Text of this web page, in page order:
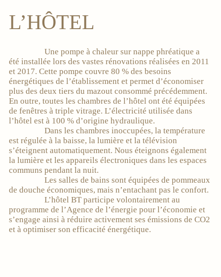
L’HÔTEL
Une pompe à chaleur sur nappe phréatique a
été installée lors des vastes rénovations réalisées en 2011
et 2017. Cette pompe couvre 80 % des besoins
énergétiques de l’établissement et permet d’économiser
plus des deux tiers du mazout consommé précédemment.
En outre, toutes les chambres de l’hôtel ont été équipées
de fenêtres à triple vitrage. L’électricité utilisée dans
l’hôtel est à 100 % d’origine hydraulique.
Dans les chambres inoccupées, la température
est régulée à la baisse, la lumière et la télévision
s’éteignent automatiquement. Nous éteignons également
la lumière et les appareils électroniques dans les espaces
communs pendant la nuit.
Les salles de bains sont équipées de pommeaux
de douche économiques, mais n’entachant pas le confort.
L’hôtel BT participe volontairement au
programme de l’Agence de l’énergie pour l’économie et
s’engage ainsi à réduire activement ses émissions de CO2
et à optimiser son efficacité énergétique.